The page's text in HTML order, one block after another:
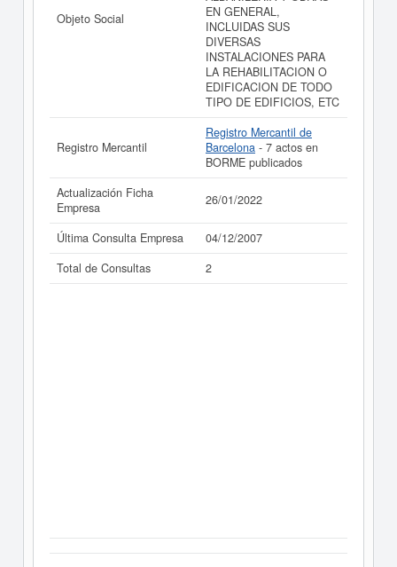
La última actualización del informe de empresa se ha
realizado el 26/01/2022.
Objeto Social
EN GENERAL,
INCLUIDAS SUS
DIVERSAS
INSTALACIONES PARA
LA REHABILITACION O
EDIFICACION DE TODO
TIPO DE EDIFICIOS, ETC
Registro Mercantil
Registro Mercantil de
Barcelona - 7 actos en
BORME publicados
Actualización Ficha
Empresa
26/01/2022
Última Consulta Empresa
04/12/2007
Total de Consultas
2